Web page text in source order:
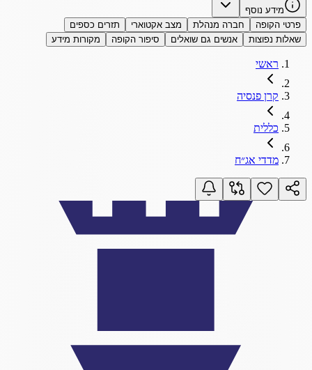
מידע נוסף
פרטי הקופה
חברה מנהלת מצב אקטוארי
תזרים כספים
שאלות נפוצות
אנשים גם שואלים סיפור הקופה מקורות מידע
ראשי
קרן פנסיה
כללית
מדדי אג״ח